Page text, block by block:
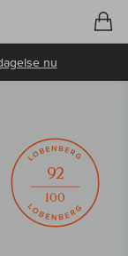
nu
92
100